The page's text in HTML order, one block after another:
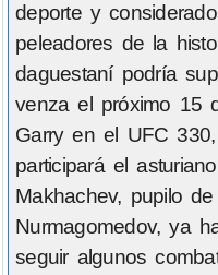
deporte y
peleadores de la
daguestaní podría
venza el próximo 15
Garry en el UFC
participará el
Makhachev, pupilo
Nurmagomedov, ya
seguir algunos